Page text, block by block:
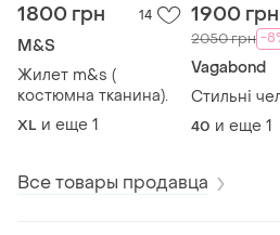
1800 грн 14
M&S
Жилет m&s (
костюмна тканина).
XL и еще 1
1900 грн
2050 грн -
Vagabond
Стильні
40 и еще 1
Все товары продавца